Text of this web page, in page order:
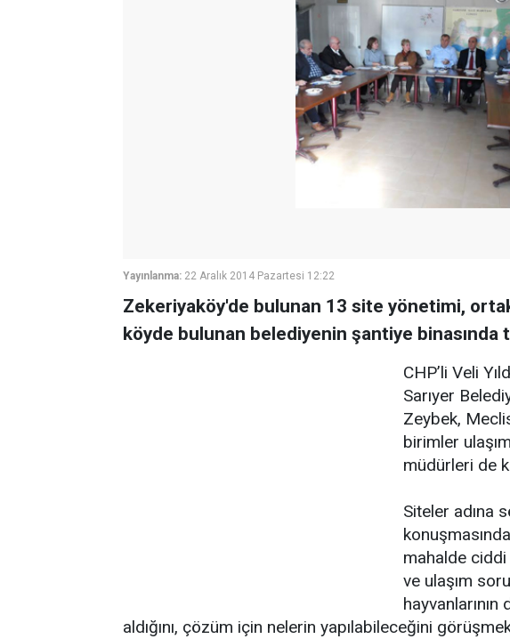
Yayınlanma: 22 Aralık 2014 Pazartesi 12:22
Zekeriyaköy'de bulunan 13 site yönetimi,
köyde bulunan belediyenin şantiye binasında
CHP’li Veli
Sarıyer
Zeybek,
birimler
müdürleri de
Siteler adına
mahalde ciddi
ve ulaşım
aldığını, çözüm için nelerin yapılabileceğini